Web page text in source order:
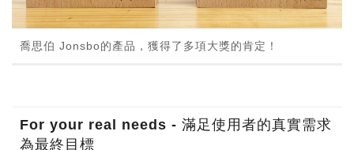
喬思伯 Jonsbo的產品，獲得了多項大獎的肯定！
For your real needs - 滿足使用者的真實需求
為最終目標